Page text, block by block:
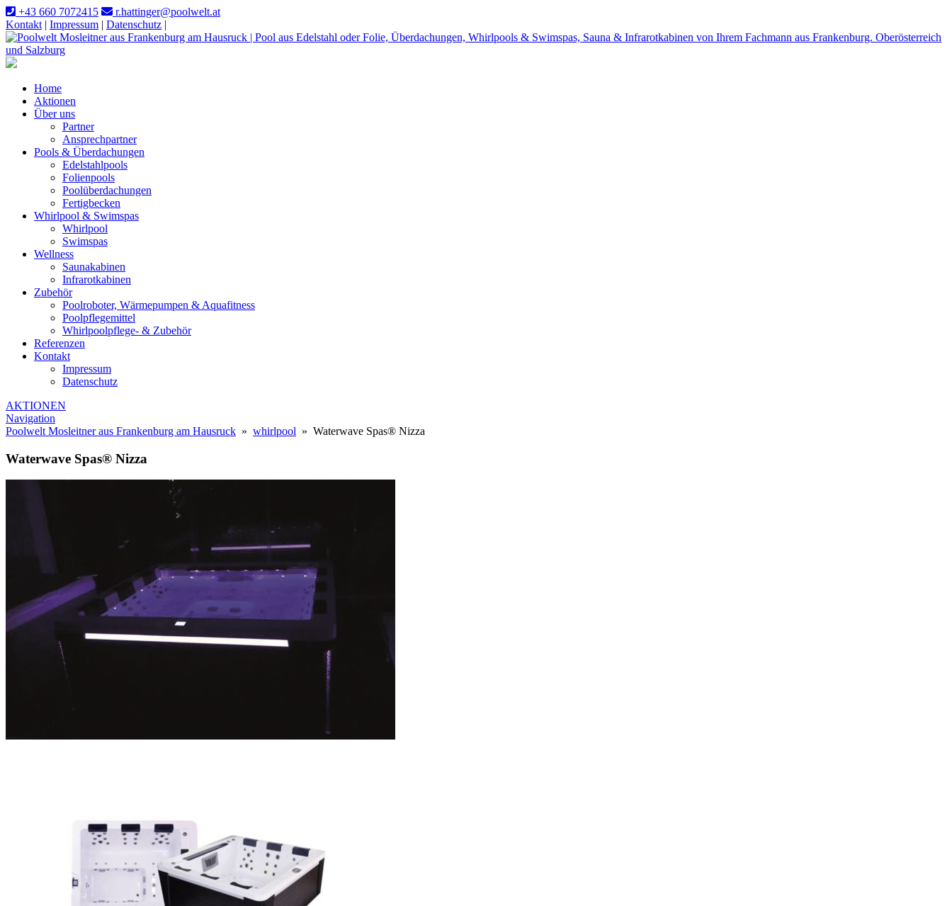
+43 660 7072415
r.hattinger@poolwelt.at
Kontakt | Impressum | Datenschutz |
Home
Aktionen
Über uns
Partner
Ansprechpartner
Pools & Überdachungen
Edelstahlpools
Folienpools
Poolüberdachungen
Fertigbecken
Whirlpool & Swimspas
Whirlpool
Swimspas
Wellness
Saunakabinen
Infrarotkabinen
Zubehör
Poolroboter, Wärmepumpen & Aquafitness
Poolpflegemittel
Whirlpoolpflege- & Zubehör
Referenzen
Kontakt
Impressum
Datenschutz
AKTIONEN
Navigation
Poolwelt Mosleitner aus Frankenburg am Hausruck » whirlpool » Waterwave Spas® Nizza
Waterwave Spas® Nizza